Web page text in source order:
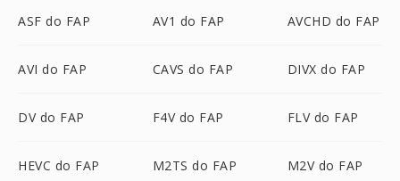
ASF do FAP AV1 do FAP AVCHD do FAP
AVI do FAP CAVS do FAP DIVX do FAP
DV do FAP F4V do FAP FLV do FAP
HEVC do FAP M2TS do FAP M2V do FAP